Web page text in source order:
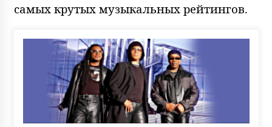
самых крутых музыкальных рейтингов.